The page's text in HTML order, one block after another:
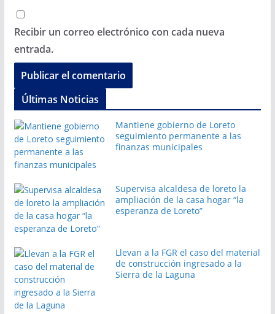
Recibir un correo electrónico con cada nueva
entrada.
Últimas Noticias
Mantiene gobierno de Loreto
seguimiento permanente a las
finanzas municipales
Supervisa alcaldesa de loreto la
ampliación de la casa hogar “la
esperanza de Loreto”
Llevan a la FGR el caso del material
de construcción ingresado a la
Sierra de la Laguna